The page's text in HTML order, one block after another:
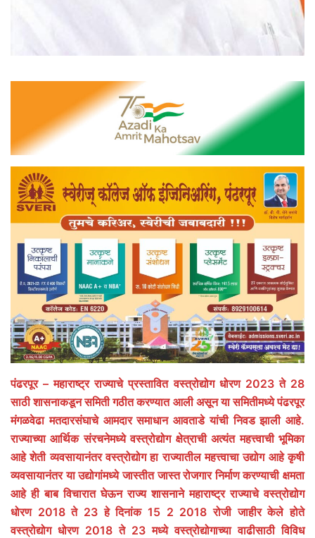
पंढरपूर – महाराष्ट्र राज्याचे प्रस्तावित वस्त्रोद्योग धोरण 2023 ते 28
साठी शासनाकडून समिती गठीत करण्यात आली असून या समितीमध्ये पंढरपूर
मंगळवेढा मतदारसंघाचे आमदार समाधान आवताडे यांची निवड झाली आहे.
राज्याच्या आर्थिक संरचनेमध्ये वस्त्रोद्योग क्षेत्राची अत्यंत महत्त्वाची भूमिका
आहे शेती व्यवसायानंतर वस्त्रोद्योग हा राज्यातील महत्त्वाचा उद्योग आहे कृषी
व्यवसायानंतर या उद्योगांमध्ये जास्तीत जास्त रोजगार निर्माण करण्याची क्षमता
आहे ही बाब विचारात घेऊन राज्य शासनाने महाराष्ट्र राज्याचे वस्त्रोद्योग
धोरण 2018 ते 23 हे दिनांक 15 2 2018 रोजी जाहीर केले होते
वस्त्रोद्योग धोरण 2018 ते 23 मध्ये वस्त्रोद्योगाच्या वाढीसाठी विविध